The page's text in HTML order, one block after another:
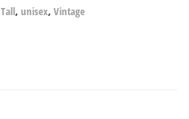
Tall, unisex, Vintage